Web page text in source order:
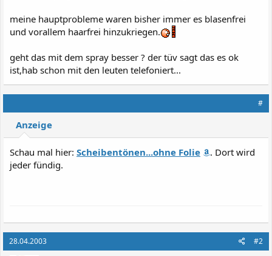
meine hauptprobleme waren bisher immer es blasenfrei
und vorallem haarfrei hinzukriegen.
geht das mit dem spray besser ? der tüv sagt das es ok
ist,hab schon mit den leuten telefoniert...
#
Anzeige
Schau mal hier: Scheibentönen...ohne Folie
. Dort wird
jeder fündig.
28.04.2003 #2